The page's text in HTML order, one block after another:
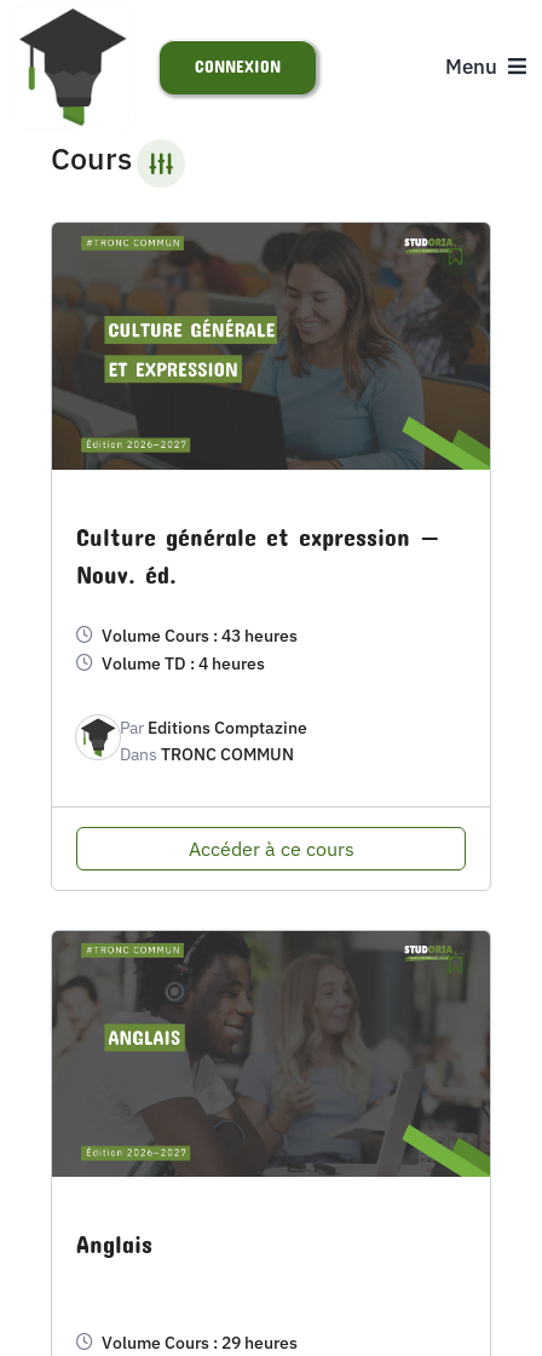
Passer
contenu
Menu
ACCUEIL
S’INSCRIRE
ACTUALITÉS
SUPPORT
CONNEXION
Cours
Culture générale et expression —
Nouv. éd.
Volume Cours : 43 heures
Volume TD : 4 heures
Par Editions Comptazine
Dans TRONC COMMUN
Accéder à ce cours
Anglais
Volume Cours : 29 heures